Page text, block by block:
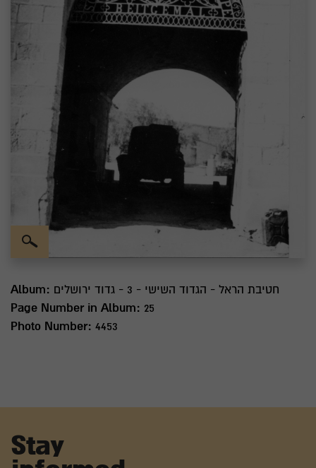
Album:
חטיבת הראל - הגדוד השישי - 3 - גדוד ירושלים
Page Number in Album: 25
Photo Number: 4453
Stay